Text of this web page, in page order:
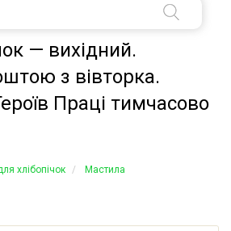
— вихідний.
з вівторка.
Праці тимчасово
хлібопічок Мастила